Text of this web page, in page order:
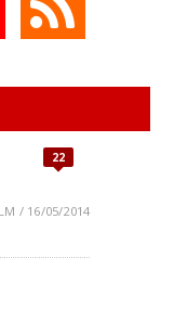
22
/ 16/05/2014